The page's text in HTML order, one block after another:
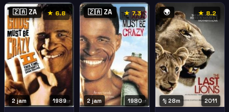
🇿🇦 ZA ★ 6.8
1989
2 jam
🇿🇦 ZA ★ 7.3
1980
2 jam
🌍 ★ 8.2
2011
1j 28m